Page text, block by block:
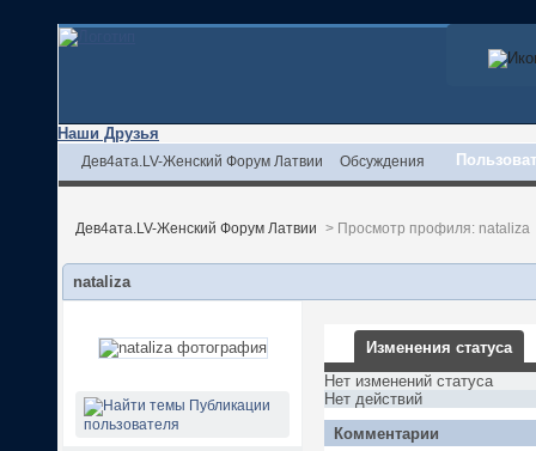
Наши Друзья
Дев4ата.LV-Женский Форум Латвии Обсуждения
Дев4ата.LV-Женский Форум Латвии > Просмотр профиля: nataliza
nataliza
Публикации
пользователя
Изменения статуса
Нет изменений статуса
Нет действий
Комментарии